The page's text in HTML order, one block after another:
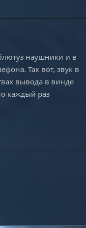
наушники и в
Так вот, звук в
вывода в винде
каждый раз